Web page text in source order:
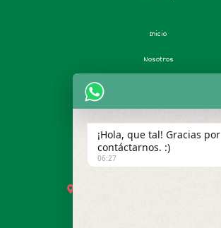
Inicio
Nosotros
Contrato de Privacidad
Contact
¡Hola, que tal! Gracias por
contáctarnos. :)
06:27